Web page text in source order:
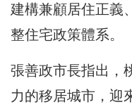
建構兼顧居住正義
整住宅政策體系。
張善政市長指出，
力的移居城市，迎